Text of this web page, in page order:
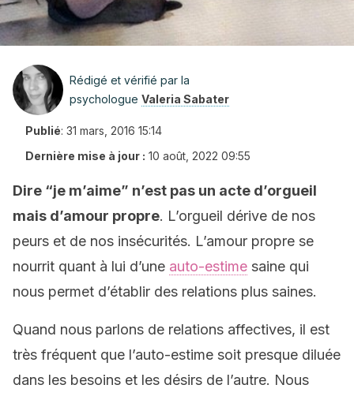
Rédigé et vérifié par la
psychologue Valeria Sabater
Publié: 31 mars, 2016 15:14
Dernière mise à jour : 10 août, 2022 09:55
Dire “je m’aime” n’est pas un acte d’orgueil
mais d’amour propre. L’orgueil dérive de nos
peurs et de nos insécurités. L’amour propre se
nourrit quant à lui d’une auto-estime saine qui
nous permet d’établir des relations plus saines.
Quand nous parlons de relations affectives, il est
très fréquent que l’auto-estime soit presque diluée
dans les besoins et les désirs de l’autre. Nous